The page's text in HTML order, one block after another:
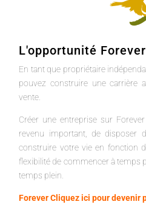
L'opportunité Forever
En tant que propriétaire
pouvez construire une carrière
vente.
Créer une entreprise sur
revenu important, de disposer
construire votre vie en fonction
flexibilité de commencer à temps
temps plein.
Forever Cliquez ici pour devenir